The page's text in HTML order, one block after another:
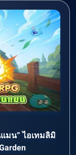
มน” ไอเทมลิมิ